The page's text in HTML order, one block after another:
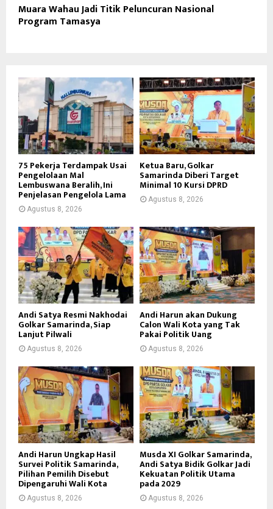
Muara Wahau Jadi Titik Peluncuran Nasional
Program Tamasya
75 Pekerja Terdampak Usai
Pengelolaan Mal
Lembuswana Beralih, Ini
Penjelasan Pengelola Lama
Agustus 8, 2026
Ketua Baru, Golkar
Samarinda Diberi Target
Minimal 10 Kursi DPRD
Agustus 8, 2026
Andi Satya Resmi Nakhodai
Golkar Samarinda, Siap
Lanjut Pilwali
Agustus 8, 2026
Andi Harun akan Dukung
Calon Wali Kota yang Tak
Pakai Politik Uang
Agustus 8, 2026
Andi Harun Ungkap Hasil
Survei Politik Samarinda,
Pilihan Pemilih Disebut
Dipengaruhi Wali Kota
Agustus 8, 2026
Musda XI Golkar Samarinda,
Andi Satya Bidik Golkar Jadi
Kekuatan Politik Utama
pada 2029
Agustus 8, 2026